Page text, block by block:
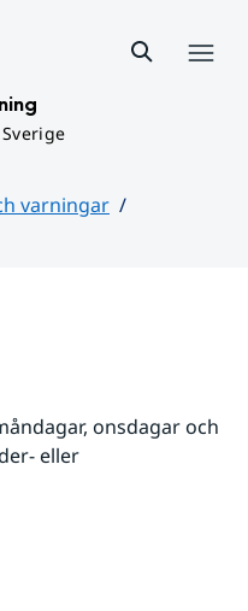
varningar
onsdagar och
eller